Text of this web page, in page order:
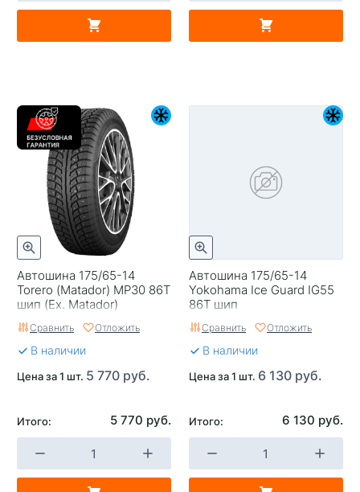
Автошина 175/65-14
Torero (Matador) MP30 86T
шип (Ex. Matador)
Сравнить Отложить
В наличии
Цена за 1 шт. 5 770 руб.
Итого: 5 770 руб.
Автошина 175/65-14
Yokohama Ice Guard IG55
86T шип
Сравнить Отложить
В наличии
Цена за 1 шт. 6 130 руб.
Итого: 6 130 руб.